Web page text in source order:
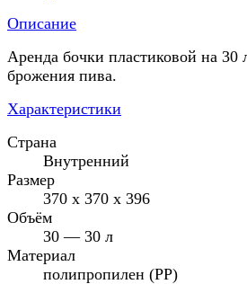
Описание
Аренда бочки пластиковой на 30
брожения пива.
Характеристики
Страна
Внутренний
Размер
370 x 370 x 396
Объём
30 — 30 л
Материал
полипропилен (PP)